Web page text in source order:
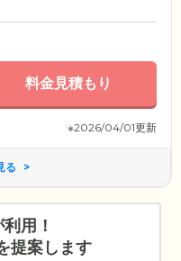
料金見積もり
※2026/04/01更新
る
用！
提案します